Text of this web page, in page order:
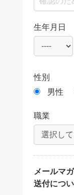
生年月日
性別
男性
職業
メールマ
送付につ